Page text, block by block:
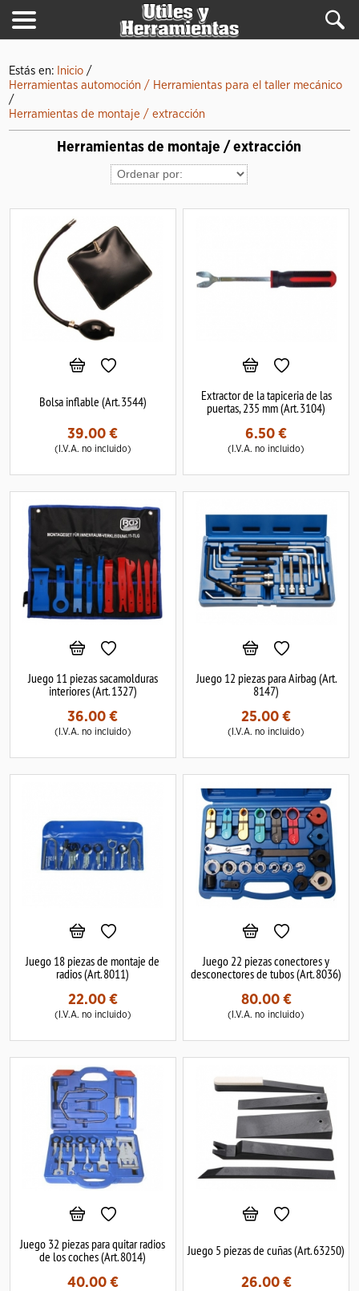
Estás en: Inicio /
Herramientas automoción / Herramientas para el taller mecánico
/
Herramientas de montaje / extracción
Herramientas de montaje / extracción
Bolsa inflable (Art. 3544)
39.00 €
(I.V.A. no incluido)
Extractor de la tapiceria de las
puertas, 235 mm (Art. 3104)
6.50 €
(I.V.A. no incluido)
Juego 11 piezas sacamolduras
interiores (Art. 1327)
36.00 €
(I.V.A. no incluido)
Juego 12 piezas para Airbag (Art.
8147)
25.00 €
(I.V.A. no incluido)
Juego 18 piezas de montaje de
radios (Art. 8011)
22.00€
(I.V.A. no incluido)
Juego 22 piezas conectores y
desconectores de tubos (Art. 8036)
80.00€
(I.V.A. no incluido)
Juego 32 piezas para quitar radios
de los coches (Art. 8014)
40.00€
Juego 5 piezas de cuñas (Art. 63250)
26.00€